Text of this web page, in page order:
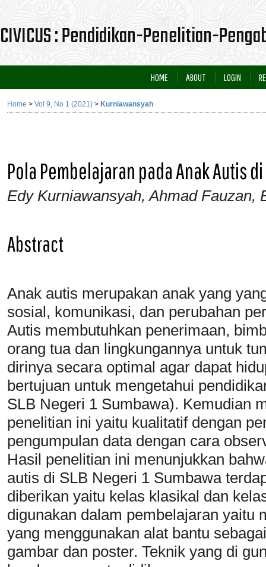
CIVICUS : Pendidikan-Penelitian-
HOME ABOUT LOGIN
Home > Vol 9, No 1 (2021) > Kurniawansyah
Pola Pembelajaran pada Anak Autis
Edy Kurniawansyah, Ahmad Fauzan,
Abstract
Anak autis merupakan anak yang
sosial, komunikasi, dan perubahan
Autis membutuhkan penerimaan,
orang tua dan lingkungannya untuk
dirinya secara optimal agar dapat
bertujuan untuk mengetahui
SLB Negeri 1 Sumbawa). Kemudian
penelitian ini yaitu kualitatif dengan
pengumpulan data dengan cara
Hasil penelitian ini menunjukkan
autis di SLB Negeri 1 Sumbawa
diberikan yaitu kelas klasikal dan
digunakan dalam pembelajaran yaitu
yang menggunakan alat bantu
gambar dan poster. Teknik yang di